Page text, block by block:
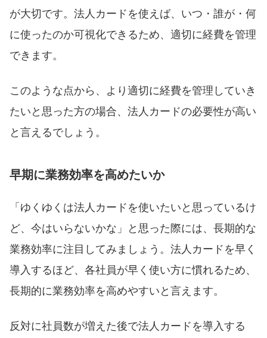
が大切です。法人カードを使えば、いつ・誰が・何
に使ったのか可視化できるため、適切に経費を管理
できます。
このような点から、より適切に経費を管理していき
たいと思った方の場合、法人カードの必要性が高い
と言えるでしょう。
早期に業務効率を高めたいか
「ゆくゆくは法人カードを使いたいと思っているけ
ど、今はいらないかな」と思った際には、長期的な
業務効率に注目してみましょう。法人カードを早く
導入するほど、各社員が早く使い方に慣れるため、
長期的に業務効率を高めやすいと言えます。
反対に社員数が増えた後で法人カードを導入する